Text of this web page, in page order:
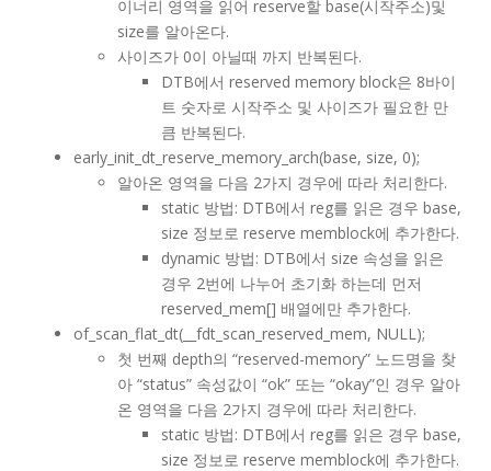
이너리 영역을 읽어 reserve할 base(시작주소)및
size를 알아온다.
사이즈가 0이 아닐때 까지 반복된다.
DTB에서 reserved memory block은 8바이
트 숫자로 시작주소 및 사이즈가 필요한 만
큼 반복된다.
early_init_dt_reserve_memory_arch(base, size, 0);
알아온 영역을 다음 2가지 경우에 따라 처리한다.
static 방법: DTB에서 reg를 읽은 경우 base,
size 정보로 reserve memblock에 추가한다.
dynamic 방법: DTB에서 size 속성을 읽은
경우 2번에 나누어 초기화 하는데 먼저
reserved_mem[] 배열에만 추가한다.
of_scan_flat_dt(__fdt_scan_reserved_mem, NULL);
첫 번째 depth의 “reserved-memory” 노드명을 찾
아 “status” 속성값이 “ok” 또는 “okay”인 경우 알아
온 영역을 다음 2가지 경우에 따라 처리한다.
static 방법: DTB에서 reg를 읽은 경우 base,
size 정보로 reserve memblock에 추가한다.